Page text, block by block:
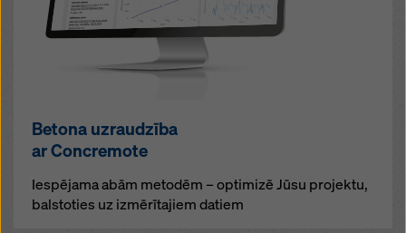
Betona uzraudzība
ar Concremote
Iespējama abām metodēm – optimizē Jūsu projektu,
balstoties uz izmērītajiem datiem